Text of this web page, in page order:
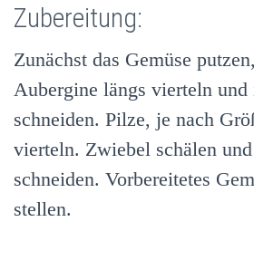
Zubereitung:
Zunächst das Gemüse
Aubergine längs vierteln und
schneiden. Pilze, je nach
vierteln. Zwiebel schälen
schneiden. Vorbereitetes
stellen.